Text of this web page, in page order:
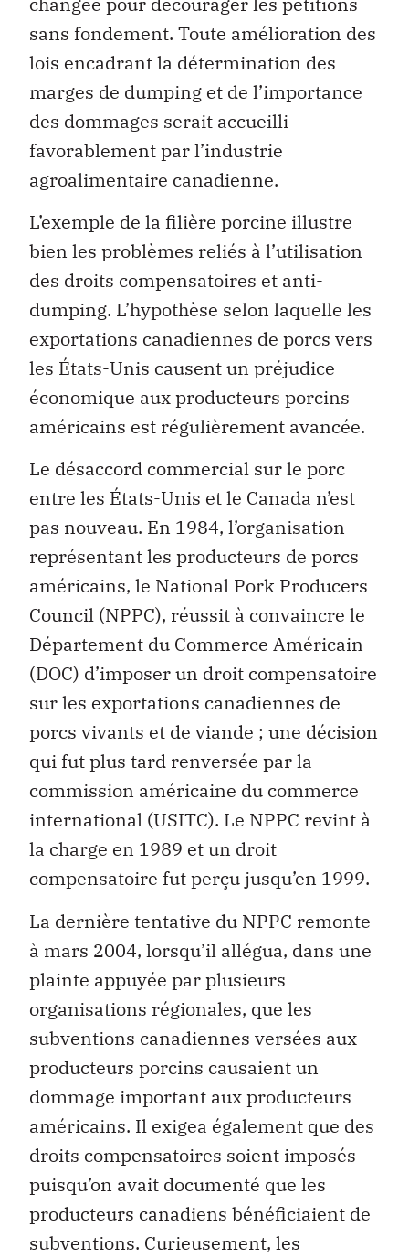
sans fondement. Toute amélioration des
lois encadrant la détermination des
marges de dumping et de l’importance
des dommages serait accueilli
favorablement par l’industrie
agroalimentaire canadienne.
L’exemple de la filière porcine illustre
bien les problèmes reliés à l’utilisation
des droits compensatoires et anti-
dumping. L’hypothèse selon laquelle les
exportations canadiennes de porcs vers
les États-Unis causent un préjudice
économique aux producteurs porcins
américains est régulièrement avancée.
Le désaccord commercial sur le porc
entre les États-Unis et le Canada n’est
pas nouveau. En 1984, l’organisation
représentant les producteurs de porcs
américains, le National Pork Producers
Council (NPPC), réussit à convaincre le
Département du Commerce Américain
(DOC) d’imposer un droit compensatoire
sur les exportations canadiennes de
porcs vivants et de viande ; une décision
qui fut plus tard renversée par la
commission américaine du commerce
international (USITC). Le NPPC revint à
la charge en 1989 et un droit
compensatoire fut perçu jusqu’en 1999.
La dernière tentative du NPPC remonte
à mars 2004, lorsqu’il allégua, dans une
plainte appuyée par plusieurs
organisations régionales, que les
subventions canadiennes versées aux
producteurs porcins causaient un
dommage important aux producteurs
américains. Il exigea également que des
droits compensatoires soient imposés
puisqu’on avait documenté que les
producteurs canadiens bénéficiaient de
subventions. Curieusement, les